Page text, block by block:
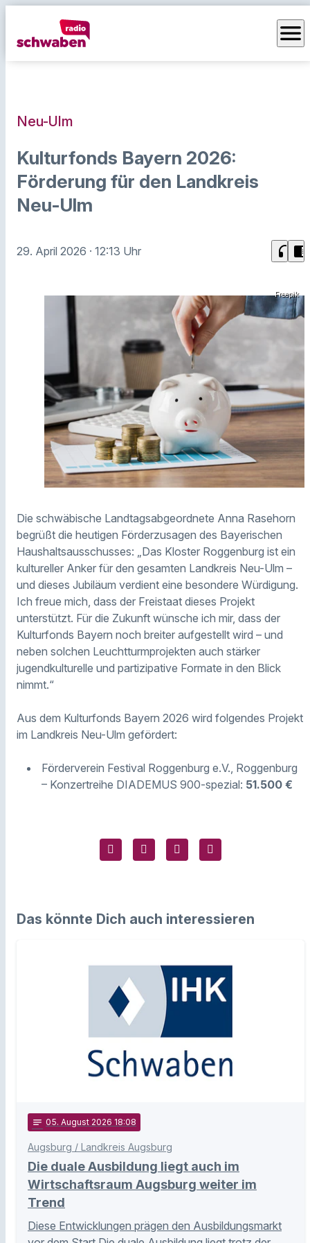
menu
Neu-Ulm
Kulturfonds Bayern 2026:
Förderung für den Landkreis
Neu-Ulm
29. April 2026 · 12:13 Uhr headphones chrome_reader_mode
Freepik
Die schwäbische Landtagsabgeordnete Anna Rasehorn
begrüßt die heutigen Förderzusagen des Bayerischen
Haushaltsausschusses: „Das Kloster Roggenburg ist ein
kultureller Anker für den gesamten Landkreis Neu-Ulm –
und dieses Jubiläum verdient eine besondere Würdigung.
Ich freue mich, dass der Freistaat dieses Projekt
unterstützt. Für die Zukunft wünsche ich mir, dass der
Kulturfonds Bayern noch breiter aufgestellt wird – und
neben solchen Leuchtturmprojekten auch stärker
jugendkulturelle und partizipative Formate in den Blick
nimmt.“
Aus dem Kulturfonds Bayern 2026 wird folgendes Projekt
im Landkreis Neu-Ulm gefördert:
Förderverein Festival Roggenburg e.V., Roggenburg
– Konzertreihe DIADEMUS 900-spezial: 51.500 €
Das könnte Dich auch interessieren
notes 05. August 2026 18:08
Augsburg / Landkreis Augsburg
Die duale Ausbildung liegt auch im
Wirtschaftsraum Augsburg weiter im
Trend
Diese Entwicklungen prägen den Ausbildungsmarkt